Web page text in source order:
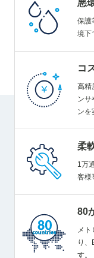
悪
保護
境下
コ
高精
ンサ
ンを
柔
1万
客様
80
メ
り、
す。